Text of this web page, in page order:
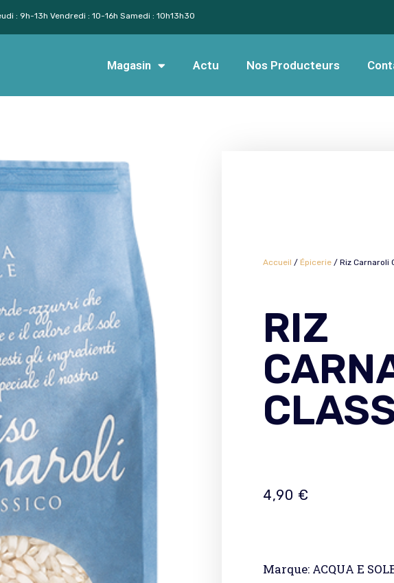
: 9h-13h Vendredi : 10-16h Samedi : 10h13h30
Magasin Actu Nos Producteurs
Accueil / Épicerie / Riz Carnaroli
RIZ
4,90 €
Marque: ACQUA E